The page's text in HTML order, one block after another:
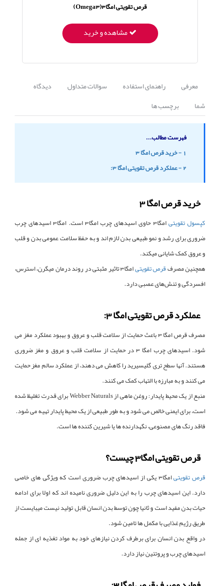
قرص تقویتی امگا3(Omega3)
مشاهده و خرید
معرفی راهنمای استفاده سوالات متداول
دیدگاه
شما
برچسب ها
فهرست مطالب...
1 - خرید قرص امگا 3
2 - عملکرد قرص تقویتی امگا 3:
خرید قرص امگا 3
کپسول تقویتی
امگا3 حاوی اسیدهای چرب امگا3 است. امگا3 اسیدهای چرب
ضروری برای رشد و نمو طبیعی بدن لازم اند و به حفظ سلامت عمومی بدن و قلب
و عروق کمک شایانی میکند.
همچنین مصرفقرص تقویتی
امگا3 تاثیر مثبتی در روند درمان میگرن، استرس،
افسردگی و تنش‌های عصبی دارد.
عملکرد قرص تقویتی امگا 3:
مصرف قرص امگا 3 باعث حمایت از سلامت قلب و عروق و بهبود عملکرد مغز می
شود. اسیدهای چرب امگا 3 در حمایت از سلامت قلب و عروق و مغز ضروری
هستند. آنها سطح تری گلیسیرید را کاهش می دهند، از عملکرد سالم مغز حمایت
می کنند و به مبارزه با التهاب کمک می کنند.
منبع از یک محیط پایدار: روغن ماهی از Webber Naturals برای قدرت تغلیظ شده
است، برای ایمنی خالص می شود و به طور طبیعی از یک محیط پایدار تهیه می شود.
فاقد رنگ های مصنوعی، نگهدارنده ها یا شیرین کننده ها است.
قرص تقویتی امگا3 چیست؟
قرص تقویتی
امگا3 یکی از اسیدهای چرب ضروری است که ویژگی های خاصی
دارد. این اسیدهای چرب را به این دلیل ضروری نامیده اند که اولا برای ادامه
حیات بدن مفید است و ثانیا چون توسط بدن انسان قابل تولید نیست میبایست از
طریق رژیم غذایی با مکمل ها تامین شود.
در واقع بدن انسان برای برطرف کردن نیازهای خود به مواد تغذیه ای از جمله
اسیدهای چرب و پروتئین نیاز دارد.